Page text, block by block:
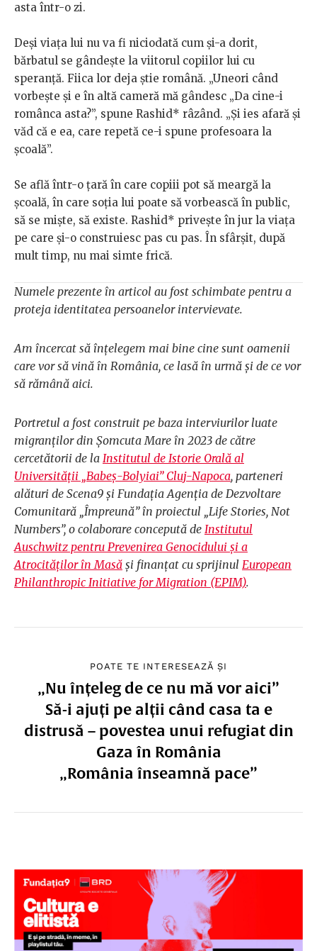
asta într-o zi.
Deși viața lui nu va fi niciodată cum și-a dorit,
bărbatul se gândește la viitorul copiilor lui cu
speranță. Fiica lor deja știe română. „Uneori când
vorbește și e în altă cameră mă gândesc „Da cine-i
românca asta?”, spune Rashid* râzând. „Și ies afară și
văd că e ea, care repetă ce-i spune profesoara la
școală”.
Se află într-o țară în care copiii pot să meargă la
școală, în care soția lui poate să vorbească în public,
să se miște, să existe. Rashid* privește în jur la viața
pe care și-o construiesc pas cu pas. În sfârșit, după
mult timp, nu mai simte frică.
Numele prezente în articol au fost schimbate pentru a
proteja identitatea persoanelor intervievate.
Am încercat să înțelegem mai bine cine sunt oamenii
care vor să vină în România, ce lasă în urmă și de ce vor
să rămână aici.
Portretul a fost construit pe baza interviurilor luate
migranților din Șomcuta Mare în 2023 de către
cercetătorii de la Institutul de Istorie Orală al
Universității „Babeș-Bolyiai” Cluj-Napoca, parteneri
alături de Scena9 și Fundația Agenția de Dezvoltare
Comunitară „Împreună” în proiectul „Life Stories, Not
Numbers”, o colaborare concepută de Institutul
Auschwitz pentru Prevenirea Genocidului și a
Atrocităților în Masă și finanțat cu sprijinul European
Philanthropic Initiative for Migration (EPIM).
POATE TE INTERESEAZĂ ȘI
„Nu înțeleg de ce nu mă vor aici”
Să-i ajuți pe alții când casa ta e
distrusă – povestea unui refugiat din
Gaza în România
„România înseamnă pace”